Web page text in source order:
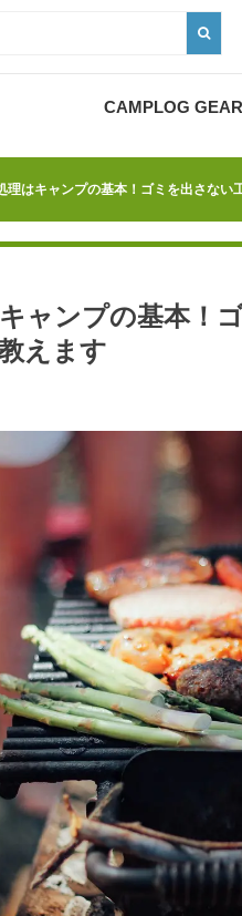
CAMPLOG
理はキャンプの基本！ゴミを出さない
ャンプの基本！
えます